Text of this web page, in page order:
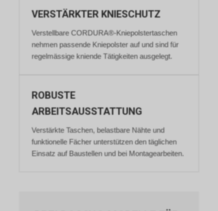
VERSTÄRKTER KNIESCHUTZ
Verstellbare CORDURA®-Kniepolstertaschen
nehmen passende Kniepolster auf und sind für
regelmässige kniende Tätigkeiten ausgelegt.
ROBUSTE
ARBEITSAUSSTATTUNG
Verstärkte Taschen, belastbare Nähte und
funktionelle Fächer unterstützen den täglichen
Einsatz auf Baustellen und bei Montagearbeiten.